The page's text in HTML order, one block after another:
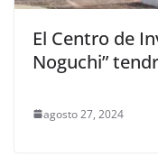
El Centro de
Noguchi”
agosto 27, 2024